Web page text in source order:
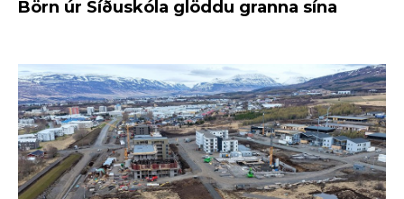
Börn úr Síðuskóla glöddu granna sína